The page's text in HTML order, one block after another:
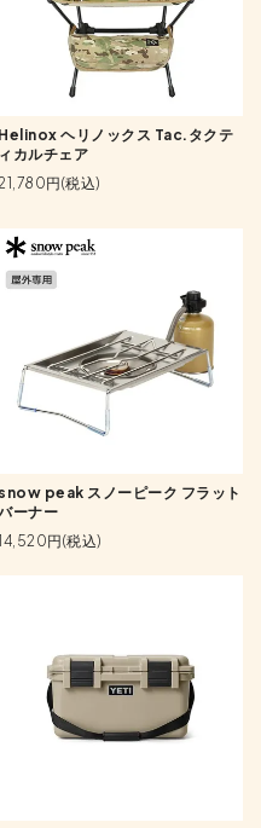
Helinox ヘリノックス Tac.タクテ
ィカルチェア
円(税込)
snow peak スノーピーク フラット
ーナー
円(税込)